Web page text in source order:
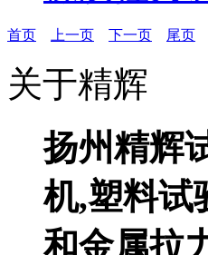
首页 上一页 下一页 尾页
关于精辉
扬州精辉
机,塑料试
和金属拉